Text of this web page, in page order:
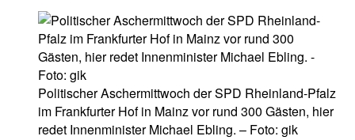
Politischer Aschermittwoch der SPD Rheinland-Pfalz
im Frankfurter Hof in Mainz vor rund 300 Gästen, hier
redet Innenminister Michael Ebling. – Foto: gik